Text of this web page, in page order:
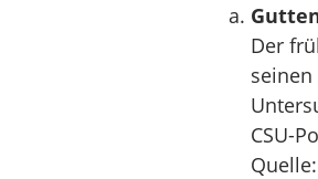
Der
CSU-
Quelle: